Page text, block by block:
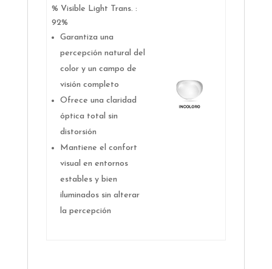
% Visible Light Trans. :
92%
Garantiza una
percepción natural del
color y un campo de
visión completo
Ofrece una claridad
óptica total sin
distorsión
Mantiene el confort
visual en entornos
estables y bien
iluminados sin alterar
la percepción